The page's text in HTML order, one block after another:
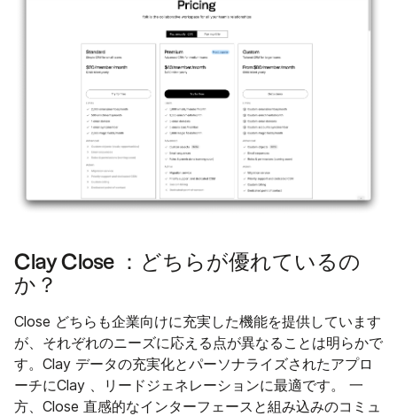
Clay Close ：どちらが優れているの
か？
Close どちらも企業向けに充実した機能を提供しています
が、それぞれのニーズに応える点が異なることは明らかで
す。Clay データの充実化とパーソナライズされたアプロ
ーチにClay 、リードジェネレーションに最適です。 一
方、Close 直感的なインターフェースと組み込みのコミュ